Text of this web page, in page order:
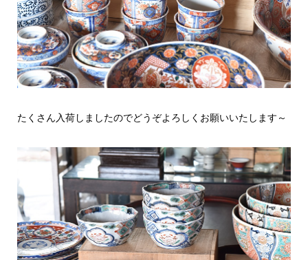
たくさん入荷しましたのでどうぞよろしくお願いいたします～